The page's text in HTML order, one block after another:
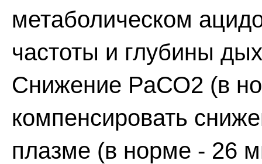
метаболическом
частоты и глубины
Снижение РаСО2 (в
компенсировать
плазме (в норме - 26